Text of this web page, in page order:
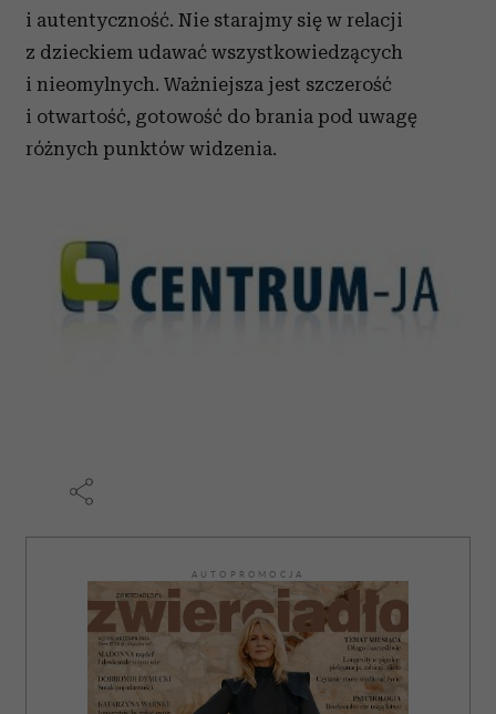
i autentyczność. Nie starajmy się w relacji
z dzieckiem udawać wszystkowiedzących
i nieomylnych. Ważniejsza jest szczerość
i otwartość, gotowość do brania pod uwagę
różnych punktów widzenia.
AUTOPROMOCJA